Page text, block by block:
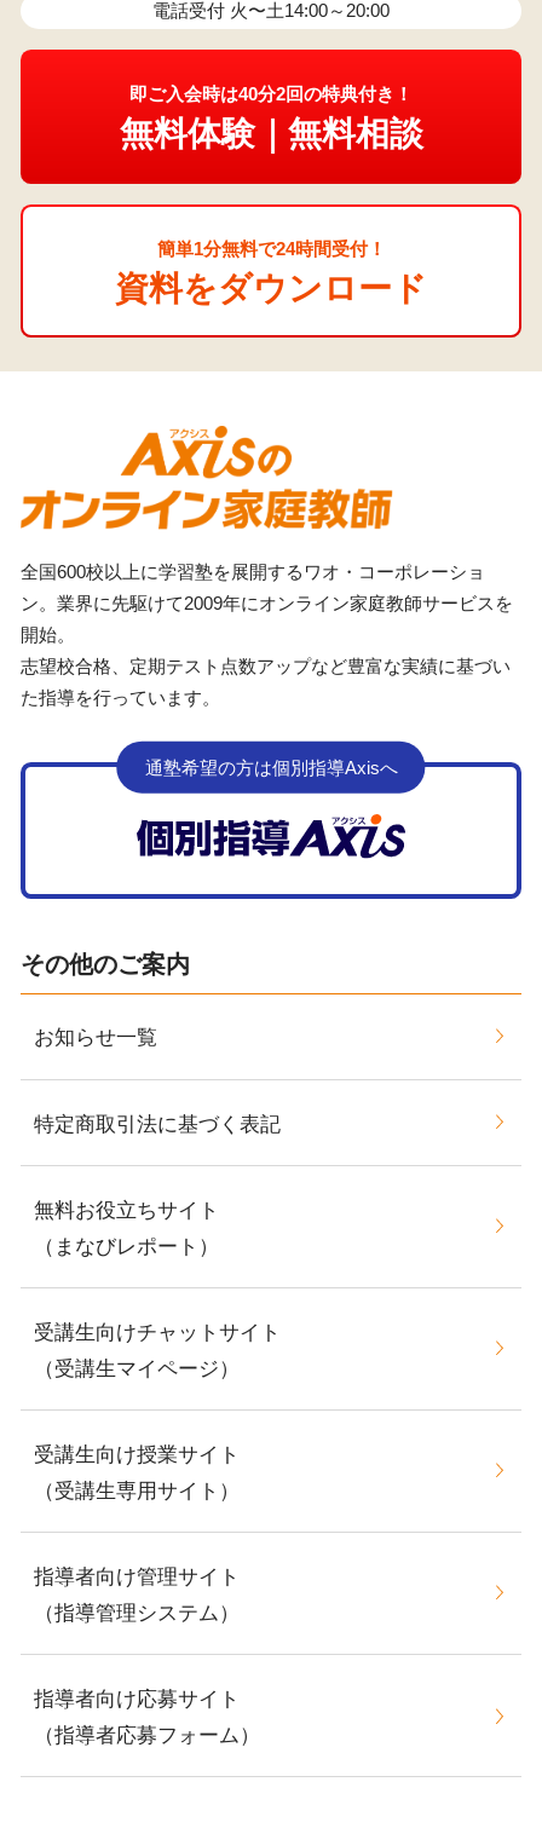
電話受付 火〜土14:00～20:00
即ご入会時は40分2回の特典付き！
無料体験｜無料相談
簡単1分無料で24時間受付！
資料をダウンロード
全国600校以上に学習塾を展開するワオ・コーポレーショ
ン。業界に先駆けて2009年にオンライン家庭教師サービスを
開始。
志望校合格、定期テスト点数アップなど豊富な実績に基づい
た指導を行っています。
通塾希望の方は個別指導Axisへ
その他のご案内
お知らせ一覧
特定商取引法に基づく表記
無料お役立ちサイト
（まなびレポート）
受講生向けチャットサイト
（受講生マイページ）
受講生向け授業サイト
（受講生専用サイト）
指導者向け管理サイト
（指導管理システム）
指導者向け応募サイト
（指導者応募フォーム）